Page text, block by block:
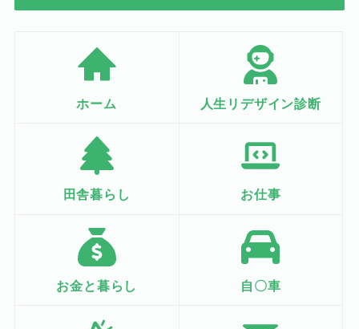
ホーム 人生リデザイン診断
田舎暮らし お仕事
お金と暮らし 自〇車